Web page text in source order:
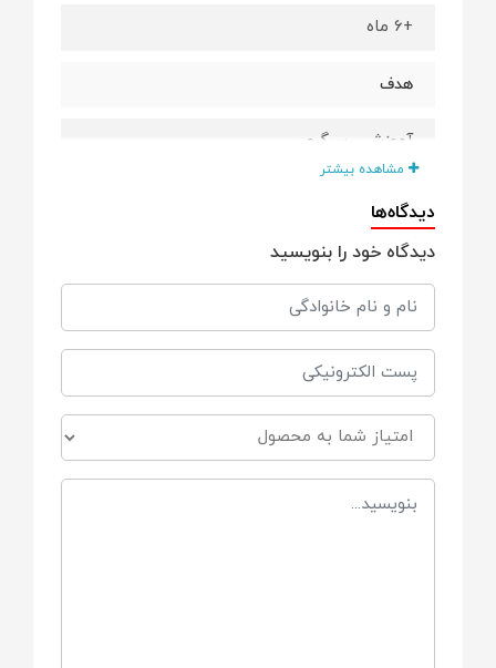
+6 ماه
هدف
آموزشی, سرگرمی
جنس
پلاستیک مقاوم ABS، اسباب بازی نشکن
ویژگی ها
بهبود مهارت‎‌های شناختی و حواس پنح گانه
افزایش قدرت تفکیک صدای های مختلف در
کودک
قابلیت پخش صدا و موزیک
مشاهده بیشتر
دیدگاه‌ها
دیدگاه خود را بنویسید